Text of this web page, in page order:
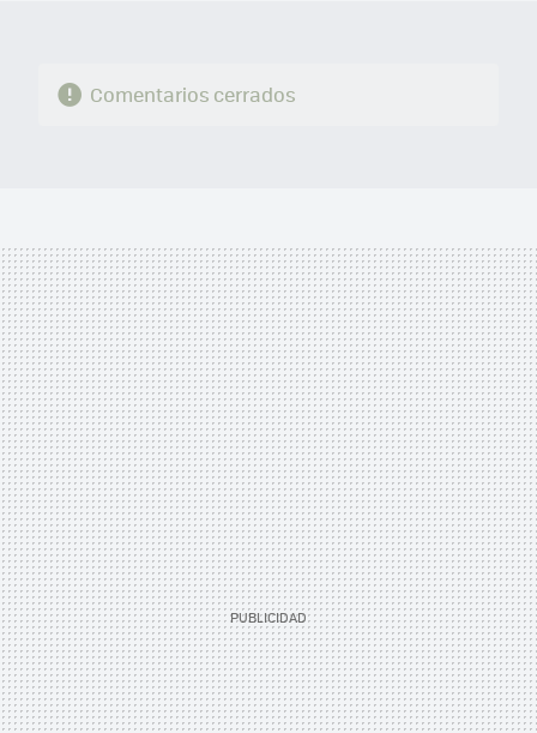
Comentarios cerrados